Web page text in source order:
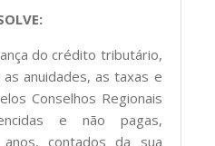
do crédito tributário,
anuidades, as taxas e
Conselhos Regionais
e não pagas,
contados da sua